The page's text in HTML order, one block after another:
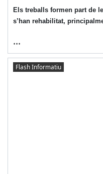
Els treballs formen part de
s’han rehabilitat,
...
Flash Informatiu